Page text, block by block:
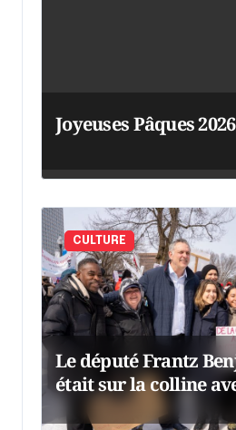
Joyeuses Pâques 2026
CULTURE
Le député Frantz
était sur la colline
chaumine